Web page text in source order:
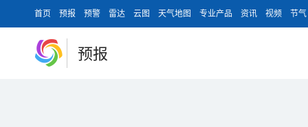
首页 预报 预警 雷达 云图 天气地图 专业产品 资讯 视频 节气
预报